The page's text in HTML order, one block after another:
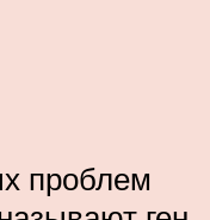
проблем